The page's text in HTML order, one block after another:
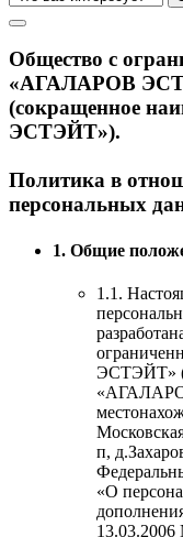
Общество с
«АГАЛАРОВ
(сокращенное
ЭСТЭЙТ»).
Политика в
персональных
1. Общие
1.1.
ЭСТЭЙТ»
п,
«О